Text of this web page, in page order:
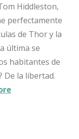
Hiddleston,
perfectamente
de Thor y la
última se
habitantes de
De la libertad.